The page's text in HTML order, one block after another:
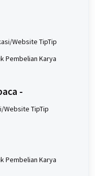
Website TipTip
Pembelian Karya
-
Website TipTip
Pembelian Karya